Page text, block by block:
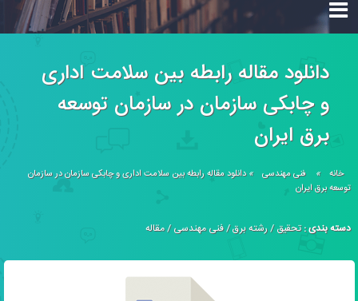
دانلود مقاله رابطه بين سلامت اداری
و چابكی سازمان در سازمان توسعه
برق ايران
خانه » فنی مهندسی »دانلود مقاله رابطه بين سلامت اداری و چابكی سازمان در سازمان
توسعه برق ايران
دسته بندی :تحقیق/رشته برق/فنی مهندسی/مقاله